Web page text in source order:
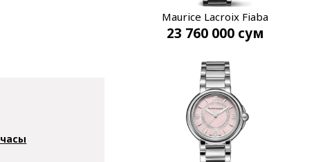
Maurice Lacroix Fiaba
FA1104-SS002-E20-1
23 760 000 сум